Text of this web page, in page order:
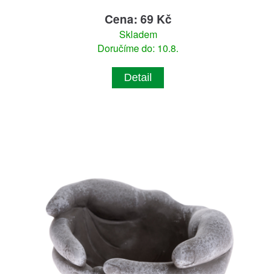
Cena: 69 Kč
Skladem
Doručíme do: 10.8.
Detail